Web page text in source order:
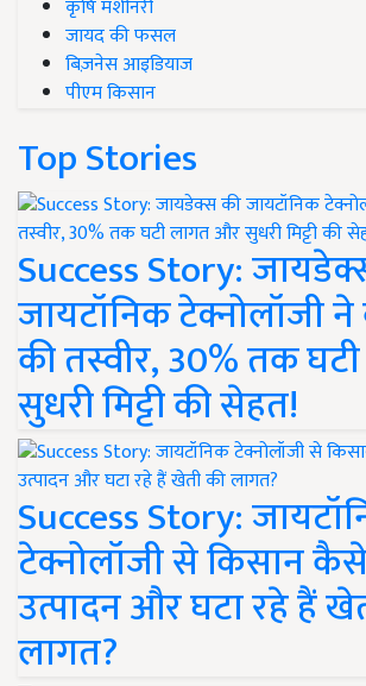
कृषि मशीनरी
जायद की फसल
बिज़नेस आइडियाज
पीएम किसान
Top Stories
Success Story:
जायटॉनिक टेक्नोलॉजी
की तस्वीर, 30% तक
सुधरी मिट्टी की सेहत!
Success Story:
टेक्नोलॉजी से किसान
उत्पादन और घटा रहे हैं
लागत?